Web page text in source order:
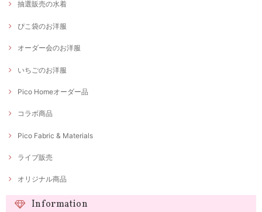
抽選販売の水着
ぴこ袋のお洋服
オーダー会のお洋服
いちごのお洋服
Pico Homeオーダー品
コラボ商品
Pico Fabric & Materials
ライブ販売
オリジナル商品
Information